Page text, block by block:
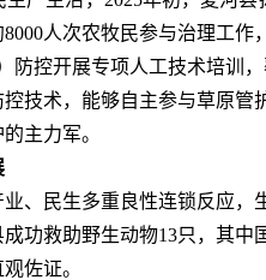
人次农牧民参与治理工作
防控开展专项人工技术培训
技术，能够自主参与草原
主力军。
、民生多重良性连锁反应，
功救助野生动物13只，其
佐证。